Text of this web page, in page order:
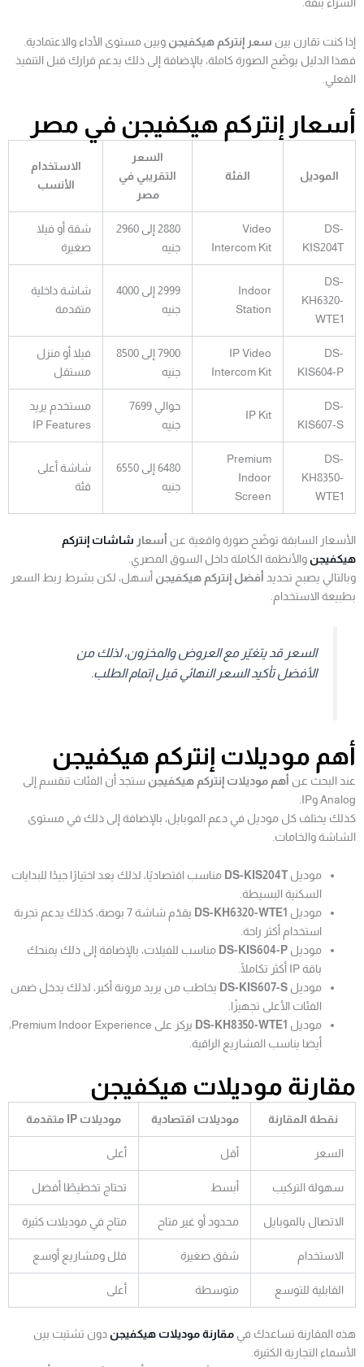
إذا كنت تقارن بين سعر إنتركم هيكفيجن وبين مستوى الأداء والاعتمادية.
فهذا الدليل يوضّح الصورة كاملة، بالإضافة إلى ذلك يدعم قرارك قبل التنفيذ
الفعلي.
أسعار إنتركم هيكفيجن في مصر
الموديل الفئة
السعر
التقريبي في
مصر
الاستخدام
الأنسب
DS-
KIS204T
Video
Intercom Kit
2880 إلى 2960
جنيه
شقة أو فيلا
صغيرة
DS-
KH6320-
WTE1
Indoor
Station
2999 إلى 4000
جنيه
شاشة داخلية
متقدمة
DS-
KIS604-P
IP Video
Intercom Kit
7900 إلى 8500
جنيه
فيلا أو منزل
مستقل
DS-
KIS607-S
IP Kit
حوالي 7699
جنيه
مستخدم يريد
IP Features
DS-
KH8350-
WTE1
Premium
Indoor
Screen
6480 إلى 6550
جنيه
شاشة أعلى
فئة
الأسعار السابقة توضّح صورة واقعية عن أسعار شاشات إنتركم
هيكفيجن والأنظمة الكاملة داخل السوق المصري.
وبالتالي يصبح تحديد أفضل إنتركم هيكفيجن أسهل، لكن بشرط ربط السعر
بطبيعة الاستخدام.
السعر قد يتغيّر مع العروض والمخزون، لذلك من
الأفضل تأكيد السعر النهائي قبل إتمام الطلب.
أهم موديلات إنتركم هيكفيجن
عند البحث عن أهم موديلات إنتركم هيكفيجن ستجد أن الفئات تنقسم إلى
Analog وIP.
كذلك يختلف كل موديل في دعم الموبايل، بالإضافة إلى ذلك في مستوى
الشاشة والخامات.
موديلDS-KIS204T مناسب اقتصاديًا، لذلك يعد اختيارًا جيدًا للبدايات
السكنية البسيطة.
موديل DS-KH6320-WTE1
يقدّم شاشة 7 بوصة، كذلك يدعم تجربة
استخدام أكثر راحة.
موديل DS-KIS604-P مناسب للفيلات، بالإضافة إلى ذلك يمنحك
باقة IP أكثر تكاملًا.
موديل DS-KIS607-S يخاطب من يريد مرونة أكبر، لذلك يدخل ضمن
الفئات الأعلى تجهيزًا.
موديل DS-KH8350-WTE1
يركز على Premium Indoor Experience،
أيضا يناسب المشاريع الراقية.
مقارنة موديلات هيكفيجن
نقطة المقارنة موديلات اقتصادية موديلات IP متقدمة
السعر أقل أعلى
سهولة التركيب أبسط تحتاج تخطيطًا أفضل
الاتصال بالموبايل محدود أو غير متاح متاح في موديلات كثيرة
الاستخدام شقق صغيرة فلل ومشاريع أوسع
القابلية للتوسع متوسطة أعلى
هذه المقارنة تساعدك في مقارنة موديلات هيكفيجن دون تشتيت بين
الأسماء التجارية الكثيرة.